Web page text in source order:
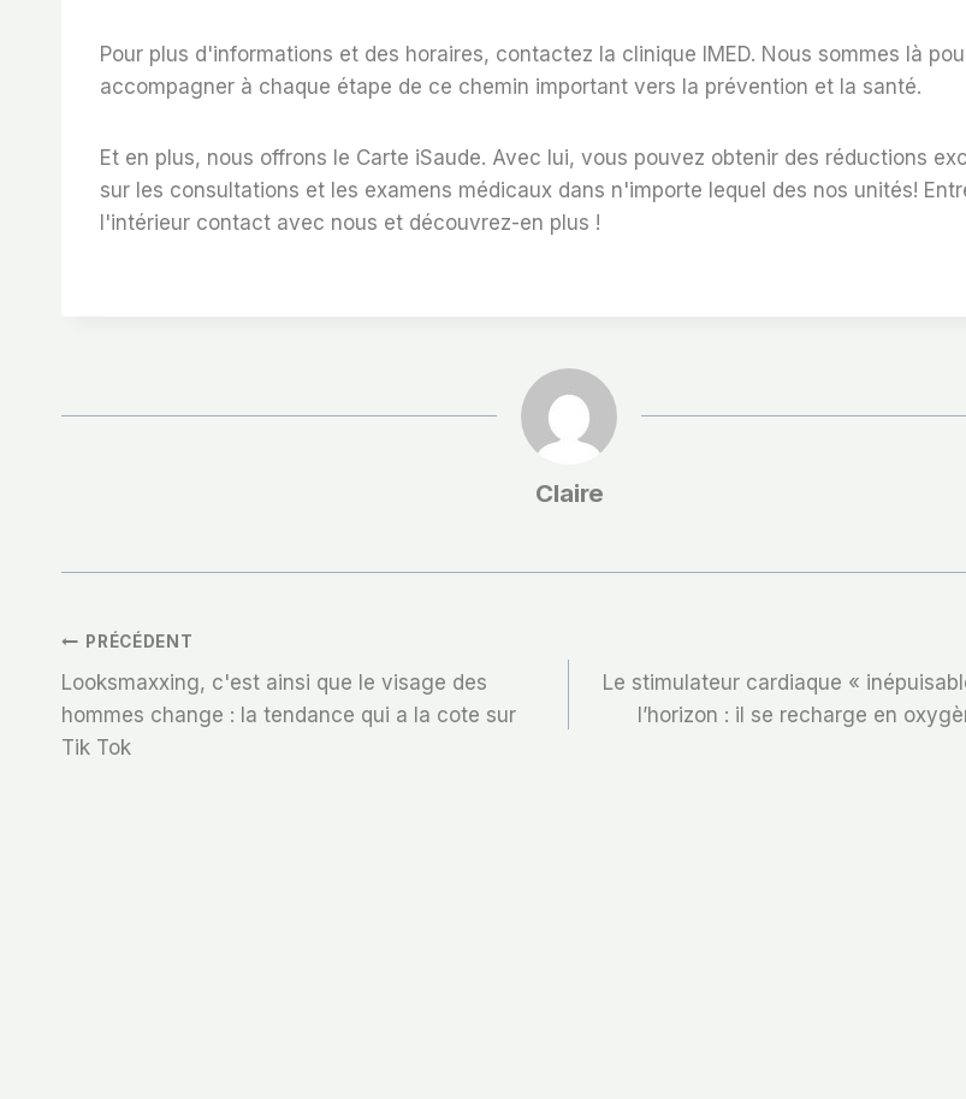
Pour plus d'informations et des horaires, contactez la clinique IMED. Nous sommes là
accompagner à chaque étape de ce chemin important vers la prévention et la santé.
Et en plus, nous offrons le Carte iSaude. Avec lui, vous pouvez obtenir des réductions
sur les consultations et les examens médicaux dans n'importe lequel des nos unités!
l'intérieur contact avec nous et découvrez-en plus !
Claire
Navigation
De
L’article
PRÉCÉDENT
Looksmaxxing, c'est ainsi que le visage des
hommes change : la tendance qui a la cote sur
Tik Tok
Le stimulateur cardiaque «
l’horizon : il se recharge en